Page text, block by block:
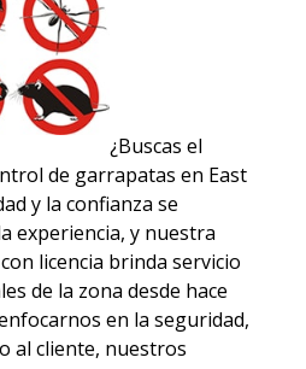
¿Buscas el
de garrapatas en East
y la confianza se
experiencia, y nuestra
licencia brinda servicio
de la zona desde hace
en la seguridad,
al cliente, nuestros